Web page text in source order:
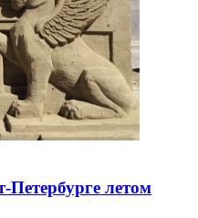
Петербурге летом